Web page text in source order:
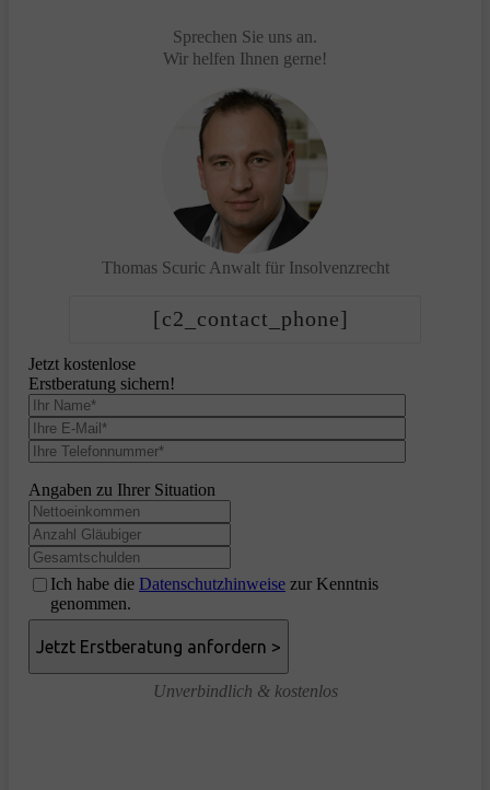
Sprechen Sie uns an.
Wir helfen Ihnen gerne!
Thomas Scuric Anwalt für Insolvenzrecht
[c2_contact_phone]
Jetzt kostenlose
Erstberatung sichern!
Angaben zu Ihrer Situation
Ich habe die Datenschutzhinweise zur Kenntnis
genommen.
Unverbindlich & kostenlos